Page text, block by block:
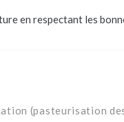
en respectant les
(pasteurisation